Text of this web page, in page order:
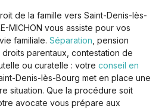
de la famille vers Saint-Denis-lès-
MICHON vous assiste pour vos
familiale. Séparation , pension
parentaux, contestation de
ou curatelle : votre conseil en
Denis-lès-Bourg met en place une
situation. Que la procédure soit
avocate vous prépare aux